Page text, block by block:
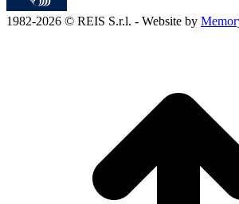
1982-2026 © REIS S.r.l. - Website by